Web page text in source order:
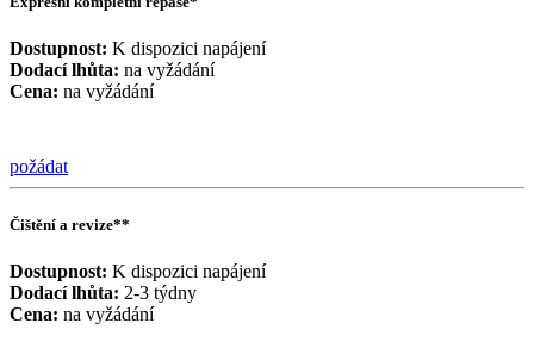
Dostupnost: K dispozici napájení
Dodací lhůta: na vyžádání
Cena: na vyžádání
požádat
Čištění a revize**
Dostupnost: K dispozici napájení
Dodací lhůta: 2-3 týdny
Cena: na vyžádání